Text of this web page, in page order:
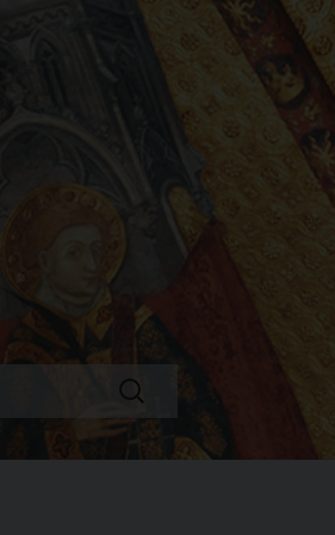
Ricerca
per: